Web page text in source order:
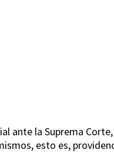
ante la Suprema
esto es,